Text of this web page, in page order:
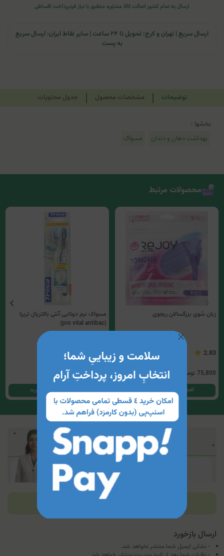
ارسال به تمام کشوراصالت کالا مشاوره منطبق با نیاز فردپرداخت اقساطی
ارسال سریع | تهران و کرج: تحویل تا ۲۴ ساعت | سایر نقاط ایران: ارسال سریع
به پست
توضیحات مشخصات محصول جدول محتویات
بخشها :
بهداشت دهان و دندان
مسواک
محصولات مرتبط
زبان شوی بزرگسالان ریجوی
2.83
75,800 تومان
اضافه کردن به سبد خرید
مسواک نرم دوتایی آنتی باکتریال تریزا
(pro vital antibac)
5
996,400 تومان
اضافه کردن به سبد خرید
بازخوردها
ارسال بازخورد
- نشانی ایمیل شما منتشر نخواهد شد.